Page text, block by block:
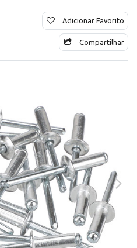
Adicionar Favorito
Compartilhar